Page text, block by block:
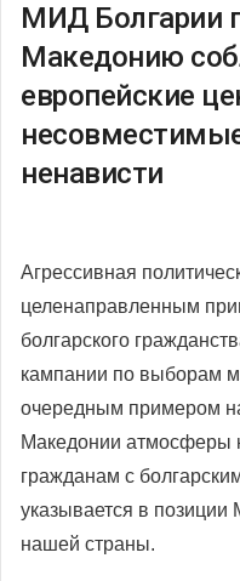
МИД Болгарии
Македонию
европейские
ненависти
Агрессивная
целенаправленным
болгарского
кампании по выборам
очередным примером
Македонии атмосферы
гражданам с
указывается в позиции
нашей страны.